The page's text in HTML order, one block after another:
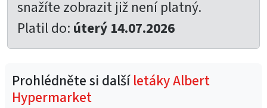
snažíte zobrazit již není platný.
Platil do: úterý 14.07.2026
Prohlédněte si dalšíletáky Albert
Hypermarket